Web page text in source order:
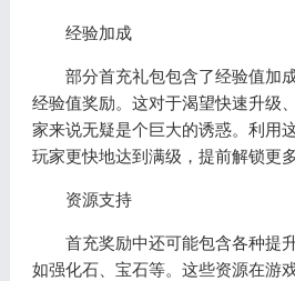
经验加成
部分首充礼包包含了经验值加成
经验值奖励。这对于渴望快速升级
家来说无疑是个巨大的诱惑。利用
玩家更快地达到满级，提前解锁更多
资源支持
首充奖励中还可能包含各种提升
如强化石、宝石等。这些资源在游